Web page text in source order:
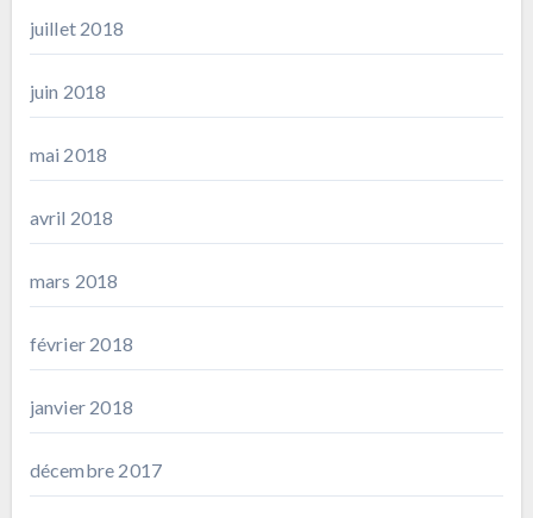
juillet 2018
juin 2018
mai 2018
avril 2018
mars 2018
février 2018
janvier 2018
décembre 2017